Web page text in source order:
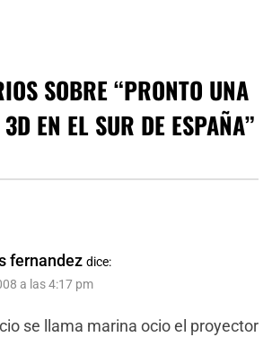
SOBRE “PRONTO UNA
EN EL SUR DE ESPAÑA”
fernandez dice:
a las 4:17 pm
se llama marina ocio el proyector